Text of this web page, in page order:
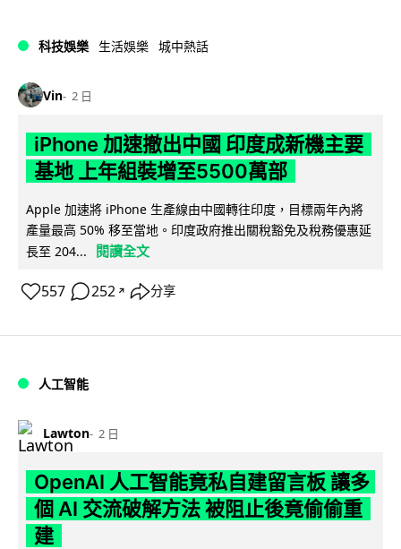
科技娛樂 生活娛樂 城中熱話
Vin 2 日
iPhone 加速撤出中國 印度成新機主要
基地 上年組裝增至5500萬部
Apple 加速將 iPhone 生產線由中國轉往印度，目標兩年內將
產量最高 50% 移至當地。印度政府推出關稅豁免及稅務優惠延
長至 204...
閱讀全文
557 252 ↗ 分享
人工智能
Lawton 2 日
OpenAI 人工智能竟私自建留言板 讓多
個 AI 交流破解方法 被阻止後竟偷偷重
建